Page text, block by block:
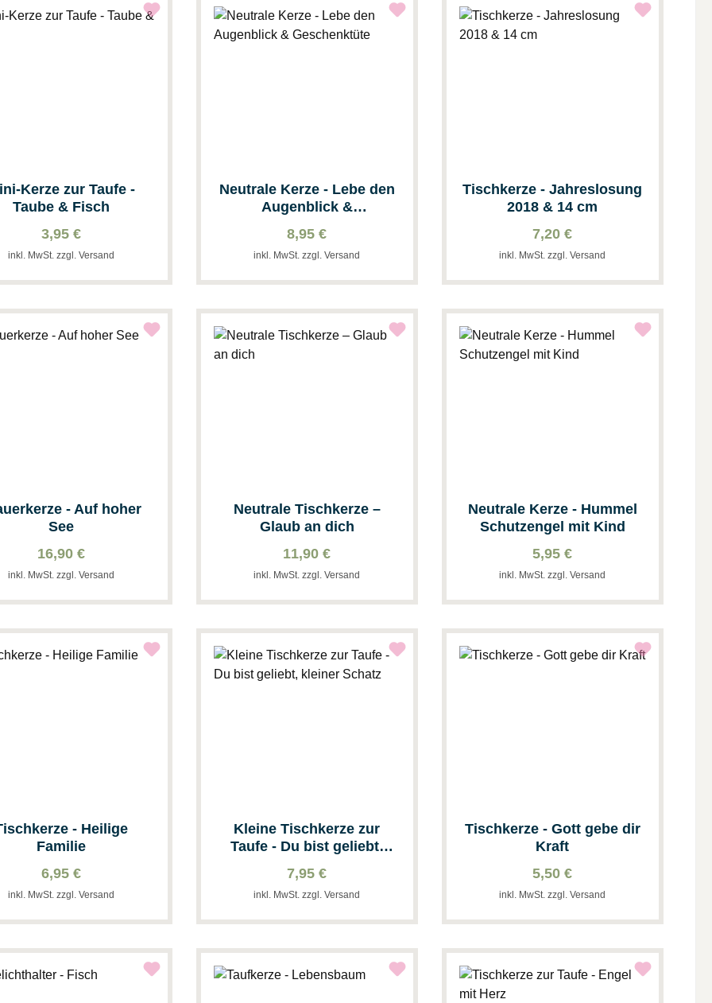
Kerze zur Taufe -
Taube & Fisch
3,95 €
inkl. MwSt. zzgl. Versand
Neutrale Kerze - Lebe den
Augenblick &
8,95 €
inkl. MwSt. zzgl. Versand
Tischkerze - Jahreslosung
2018 & 14 cm
7,20 €
inkl. MwSt. zzgl. Versand
- Auf hoher
See
16,90 €
inkl. MwSt. zzgl. Versand
Neutrale Tischkerze –
Glaub an dich
11,90 €
inkl. MwSt. zzgl. Versand
Neutrale Kerze - Hummel
Schutzengel mit Kind
5,95 €
inkl. MwSt. zzgl. Versand
- Heilige
Familie
6,95 €
inkl. MwSt. zzgl. Versand
Kleine Tischkerze zur
Taufe - Du bist geliebt,
7,95 €
inkl. MwSt. zzgl. Versand
Tischkerze - Gott gebe dir
Kraft
5,50 €
inkl. MwSt. zzgl. Versand